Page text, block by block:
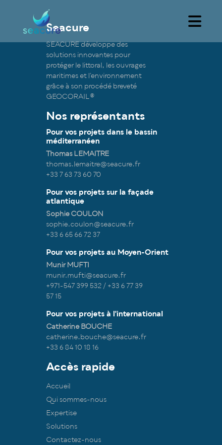
Seacure
SEACURE développe des
solutions innovantes pour
protéger le littoral, les ouvrages
maritimes et l’environnement
grâce à son procédé breveté
GEOCORAIL®
Nos représentants
Pour vos projets dans le bassin
méditerranéen
Thomas LEMAITRE
thomas.lemaitre@seacure.fr
+33 7 63 73 60 70
Pour vos projets sur la façade
atlantique
Sophie COULON
sophie.coulon@seacure.fr
+33 6 65 66 72 37
Pour vos projets au Moyen-Orient
Munir MUFTI
munir.mufti@seacure.fr
+971-547 399 532 / +33 6 77 39
57 15
Pour vos projets à l'international
Catherine BOUCHE
catherine.bouche@seacure.fr
+33 6 84 10 18 16
Accès rapide
Accueil
Qui sommes-nous
Expertise
Solutions
Contactez-nous